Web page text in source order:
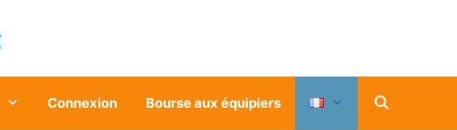
Connexion Bourse aux équipiers